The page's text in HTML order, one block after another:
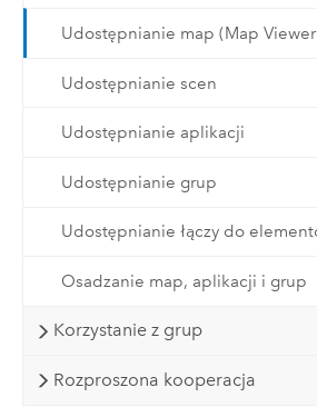
Udostępnianie map (Map
Udostępnianie scen
Udostępnianie aplikacji
Udostępnianie grup
Udostępnianie łączy do
Osadzanie map, aplikacji i grup
Korzystanie z grup
Rozproszona kooperacja